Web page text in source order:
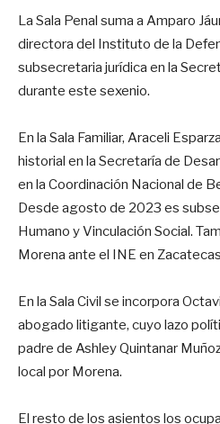
La Sala Penal suma a Amparo
directora del Instituto de la
subsecretaria jurídica en la
durante este sexenio.
En la Sala Familiar, Araceli
historial en la Secretaría de
en la Coordinación Nacional de
Desde agosto de 2023 es
Humano y Vinculación Social.
Morena ante el INE en
En la Sala Civil se incorpora
abogado litigante, cuyo lazo
padre de Ashley Quintanar
local por Morena.
El resto de los asientos los